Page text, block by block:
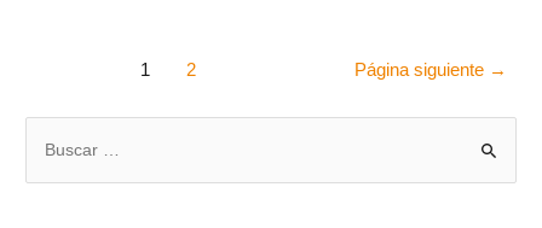
1 2 Página siguiente →